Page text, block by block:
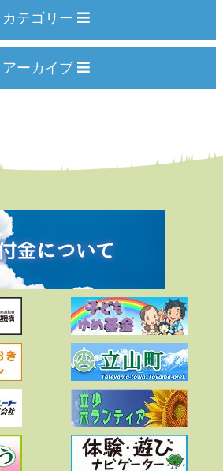
カテゴリー
アーカイブ